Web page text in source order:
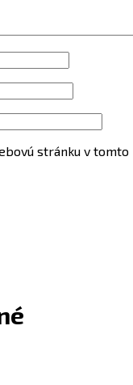
stránku v